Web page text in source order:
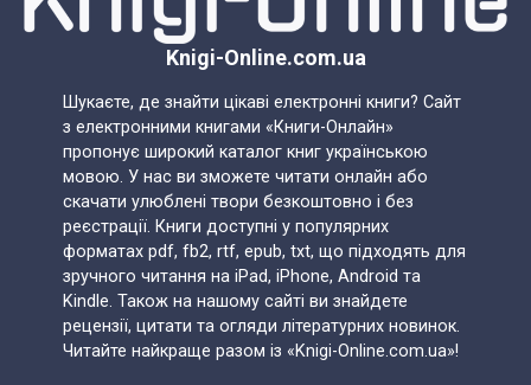
Knigi-Online.com.ua
Шукаєте, де знайти цікаві електронні книги? Сайт
з електронними книгами «Книги-Онлайн»
пропонує широкий каталог книг українською
мовою. У нас ви зможете читати онлайн або
скачати улюблені твори безкоштовно і без
реєстрації. Книги доступні у популярних
форматах pdf, fb2, rtf, epub, txt, що підходять для
зручного читання на iPad, iPhone, Android та
Kindle. Також на нашому сайті ви знайдете
рецензії, цитати та огляди літературних новинок.
Читайте найкраще разом із «Knigi-Online.com.ua»!